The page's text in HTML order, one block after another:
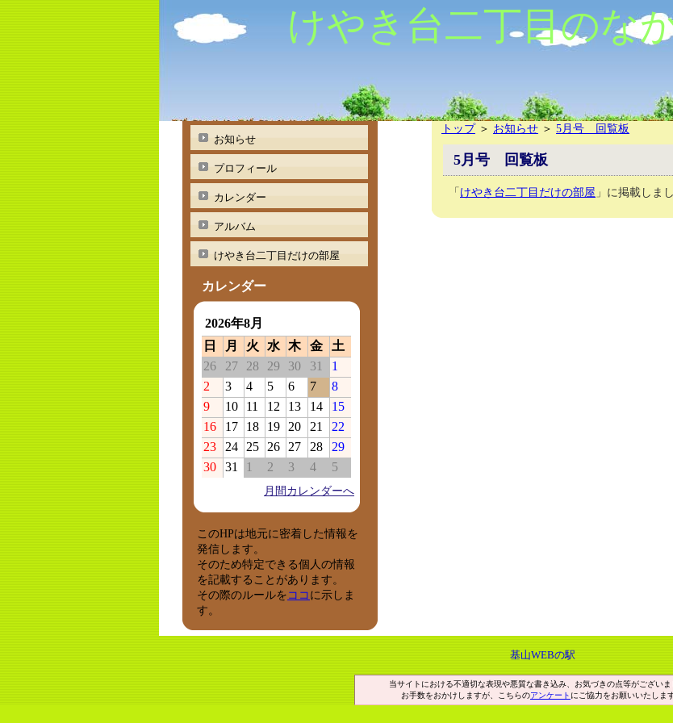
けやき台二丁目のな
トップ＞ お知らせ ＞ 5月号 回覧板
5月号 回覧板
「けやき台二丁目だけの部屋 」に掲載しまし
お知らせ
プロフィール
カレンダー
アルバム
けやき台二丁目だけの部屋
カレンダー
2026年8月
日
月 火 水 木 金
土
26
27 28 29 30 31
1
2
3 4 5 6 7
8
9
10 11 12 13 14
15
16
17 18 19 20 21
22
23
24 25 26 27 28
29
30
31 1 2 3 4 5
月間カレンダーへ
このHPは地元に密着した情報を
発信します。
そのため特定できる個人の情報
を記載することがあります。
その際のルールをココに示しま
す。
基山WEBの駅
当サイトにおける不適切な表現や悪質な書き込み、お気づきの点等がございま
お手数をおかけしますが、こちらのアンケート にご協力をお願いいたします